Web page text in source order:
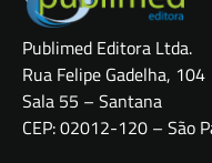
Publimed Editora Ltda.
Rua Felipe Gadelha, 104
Sala 55 – Santana
CEP: 02012-120 – São